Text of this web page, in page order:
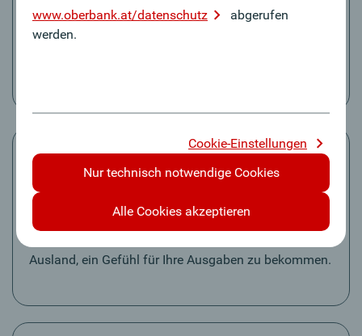
Vorschläge rund um das Finanzwesen. Von
Währungsrechner
Ausland, ein Gefühl für Ihre Ausgaben zu bekommen.
www.oberbank.at/datenschutz
abgerufen
werden.
Cookie-Einstellungen
Nur technisch notwendige Cookies
Alle Cookies akzeptieren